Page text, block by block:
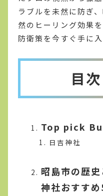
ラブルを未然に防ぎ
然のヒーリング効果
防衛策を今すぐ手に入
目次
Top pick
日吉神社
昭島市の歴
神社おすす